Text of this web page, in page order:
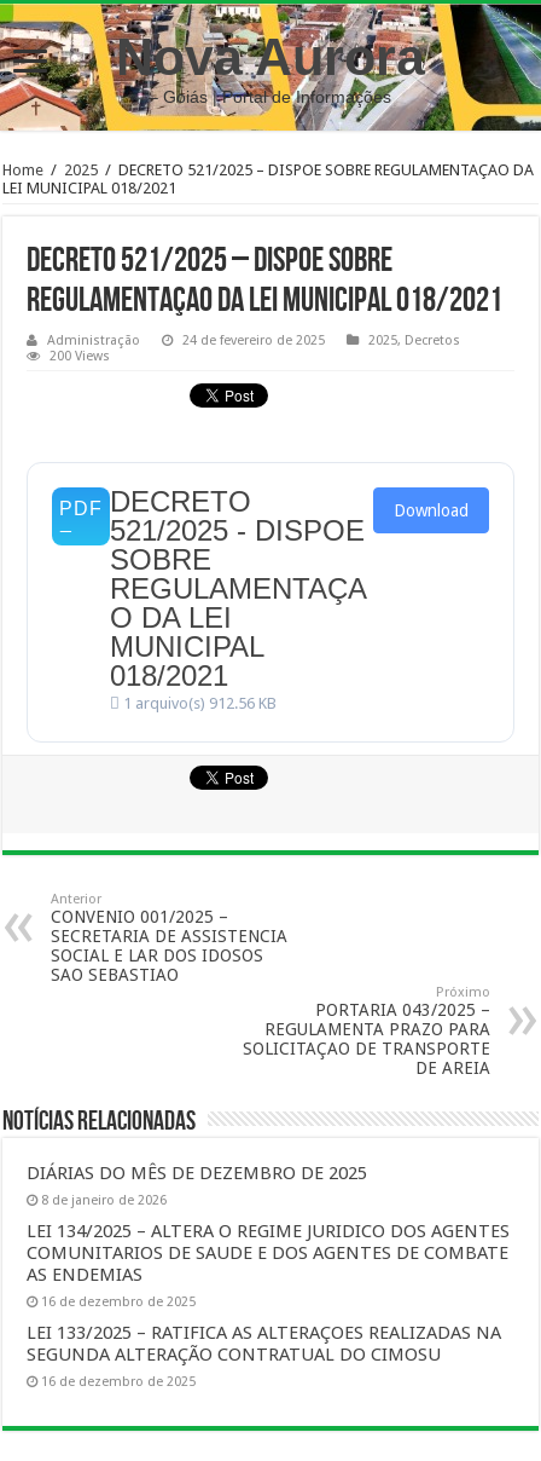
Nova Aurora
– Goiás | Portal de Informações
Home / 2025 / DECRETO 521/2025 – DISPOE SOBRE REGULAMENTAÇAO DA
LEI MUNICIPAL 018/2021
DECRETO 521/2025 – DISPOE SOBRE
REGULAMENTAÇAO DA LEI MUNICIPAL 018/2021
Administração 24 de fevereiro de 2025 2025, Decretos
200 Views
DECRETO
521/2025 - DISPOE
SOBRE
REGULAMENTAÇA
O DA LEI
MUNICIPAL
018/2021
1 arquivo(s) 912.56 KB
Download
Anterior
CONVENIO 001/2025 –
SECRETARIA DE ASSISTENCIA
SOCIAL E LAR DOS IDOSOS
SAO SEBASTIAO
Próximo
PORTARIA 043/2025 –
REGULAMENTA PRAZO PARA
SOLICITAÇAO DE TRANSPORTE
DE AREIA
Notícias Relacionadas
DIÁRIAS DO MÊS DE DEZEMBRO DE 2025
8 de janeiro de 2026
LEI 134/2025 – ALTERA O REGIME JURIDICO DOS AGENTES
COMUNITARIOS DE SAUDE E DOS AGENTES DE COMBATE
AS ENDEMIAS
16 de dezembro de 2025
LEI 133/2025 – RATIFICA AS ALTERAÇOES REALIZADAS NA
SEGUNDA ALTERAÇÃO CONTRATUAL DO CIMOSU
16 de dezembro de 2025